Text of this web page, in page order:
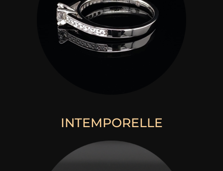
INTEMPORELLE